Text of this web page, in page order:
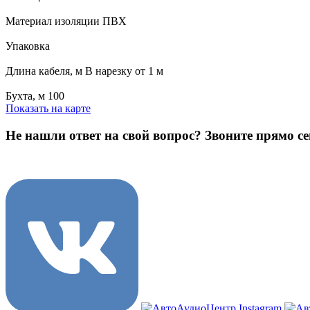
Материал изоляции ПВХ
Упаковка
Длина кабеля, м В нарезку от 1 м
Бухта, м 100
Показать на карте
Не нашли ответ на свой вопрос? Звоните прямо